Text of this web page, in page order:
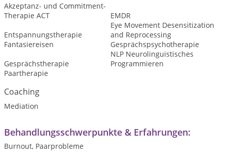
Akzeptanz- und Commitment-
Therapie ACT
EMDR
Entspannungstherapie
Eye Movement Desensitization
and Reprocessing
Fantasiereisen
Gesprächspsychotherapie
Gesprächstherapie
NLP Neurolinguistisches
Programmieren
Paartherapie
Coaching
Mediation
Behandlungsschwerpunkte & Erfahrungen:
Burnout, Paarprobleme